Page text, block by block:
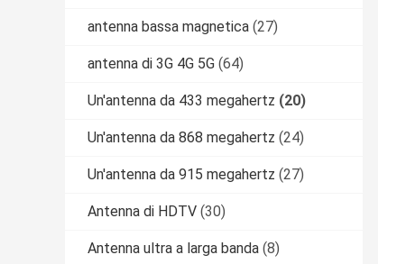
antenna bassa magnetica (27)
antenna di 3G 4G 5G (64)
Un'antenna da 433 megahertz (20)
Un'antenna da 868 megahertz (24)
Un'antenna da 915 megahertz (27)
Antenna di HDTV (30)
Antenna ultra a larga banda (8)